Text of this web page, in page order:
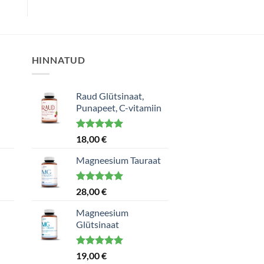
HINNATUD
Raud Glütsinaat,
Punapeet, C-vitamiin
Hinnanguga
5.00
18,00€
Magneesium Tauraat
Hinnanguga
5.00
28,00€
Magneesium
Glütsinaat
Hinnanguga
19,00€